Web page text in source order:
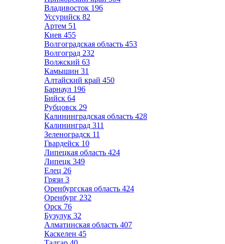
Владивосток 196
Уссурийск 82
Артем 51
Киев 455
Волгоградская область 453
Волгоград 232
Волжский 63
Камышин 31
Алтайский край 450
Барнаул 196
Бийск 64
Рубцовск 29
Калининградская область 428
Калининград 311
Зеленоградск 11
Гвардейск 10
Липецкая область 424
Липецк 349
Елец 26
Грязи 3
Оренбургская область 424
Оренбург 232
Орск 76
Бузулук 32
Алматинская область 407
Каскелен 45